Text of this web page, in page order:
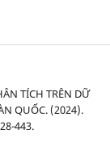
TÍCH TRÊN DỮ
QUỐC. (2024).
443.